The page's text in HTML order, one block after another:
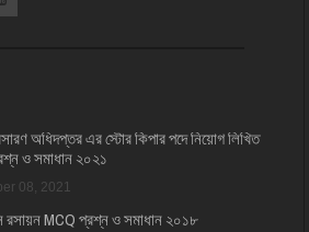
অধিদপ্তর এর স্টোর কিপার পদে নিয়োগ লিখিত
ও সমাধান ২০২১
08, 2021
MCQ প্রশ্ন ও সমাধান ২০১৮